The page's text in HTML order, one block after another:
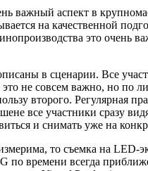
важный аспект в
на качественной
это
в сценарии. Все
не совсем важно, но
второго. Регулярная
все участники сразу
и снимать уже на
то съемка на LED-
времени всегда